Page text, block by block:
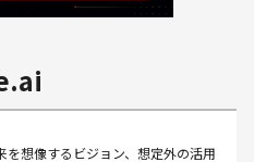
を想像するビジョン、想定外の活用